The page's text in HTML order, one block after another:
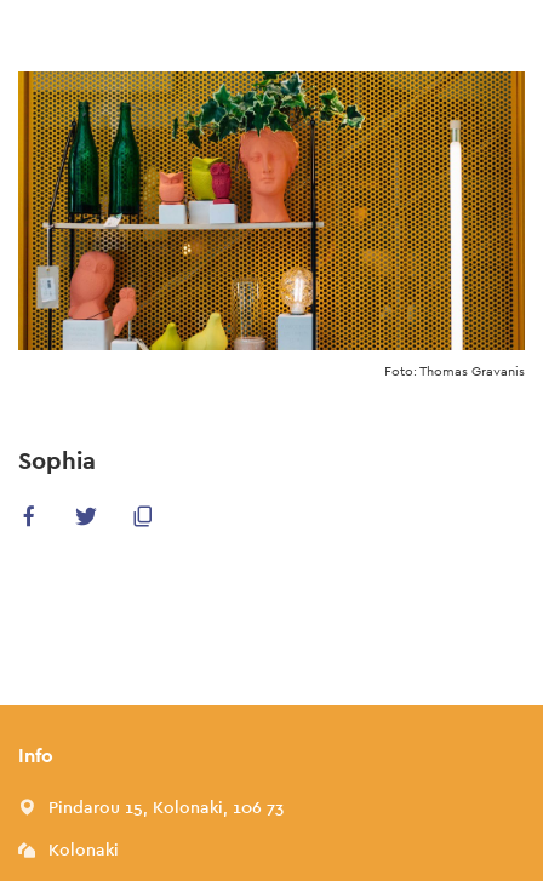
to
main
content
Foto: Thomas Gravanis
Sophia
Info
Pindarou 15, Kolonaki, 106 73
Kolonaki